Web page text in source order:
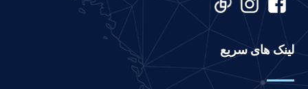
لینک های سریع
Gujarati
Indonesian